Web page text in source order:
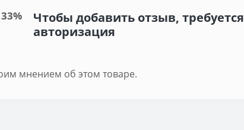
Чтобы добавить отзыв, требуется
авторизация
мнением об этом товаре.